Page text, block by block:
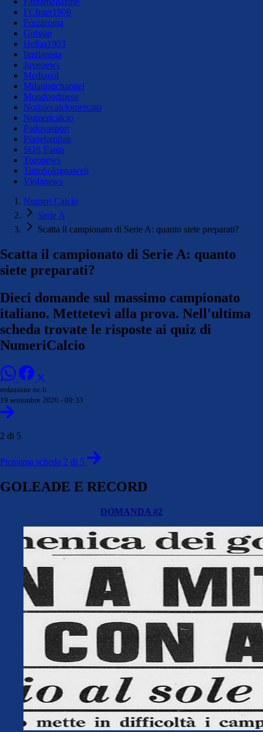
FCInter1908
Forzaroma
Golssip
Hellas1903
Ilmilanista
Juvenews
Mediagol
Milanistichannel
Mondoudinese
Notiziecalciomercato
Numericalcio
Padovasport
Pianetamilan
SOS Fanta
Toronews
Tuttobolognaweb
Violanews
Numeri Calcio
Serie A
Scatta il campionato di Serie A: quanto siete preparati?
Scatta il campionato di Serie A: quanto
siete preparati?
Dieci domande sul massimo campionato
italiano. Mettetevi alla prova. Nell'ultima
scheda trovate le risposte ai quiz di
NumeriCalcio
redazione nc.it
19 settembre 2020 - 09:33
2 di 5
Prossima scheda 2 di 5
GOLEADE E RECORD
DOMANDA #2